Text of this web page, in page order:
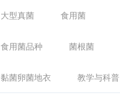
大型真菌 食用菌
食用菌品种 菌根菌
黏菌卵菌地衣 教学与科普